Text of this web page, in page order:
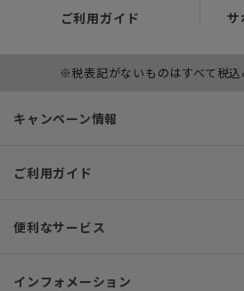
ご利用ガイド サ
※税表記がないものはすべて税
キャンペーン情報
ご利用ガイド
便利なサービス
インフォメーション